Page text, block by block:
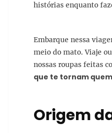
histórias enquanto
Embarque nessa
meio do mato. Viaje
nossas roupas feitas
que te tornam
Origem